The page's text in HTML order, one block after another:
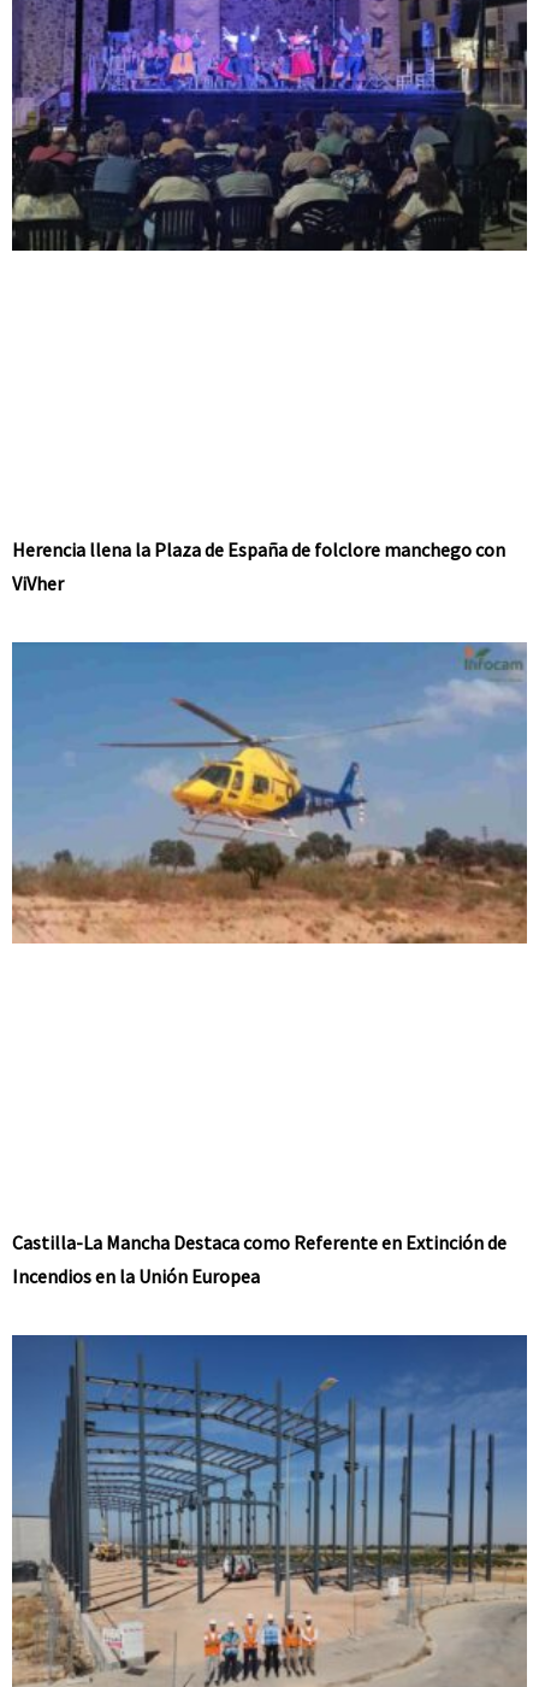
Herencia llena la Plaza de España de folclore manchego con
ViVher
Castilla-La Mancha Destaca como Referente en Extinción de
Incendios en la Unión Europea